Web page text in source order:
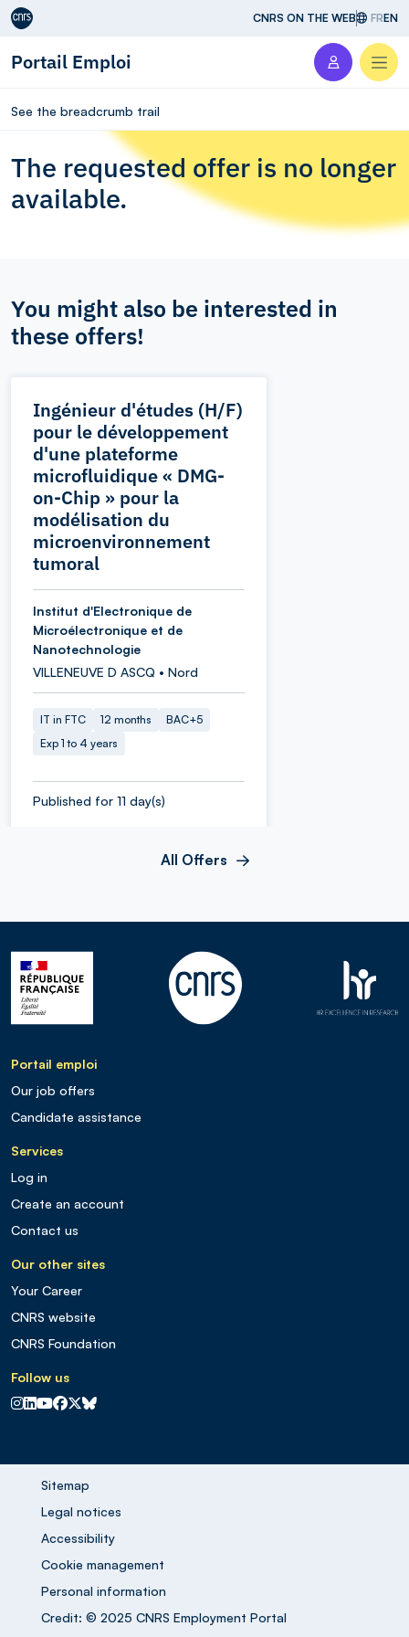
Aller au contenu CNRS ON THE WEB FREN
Portail Emploi
See the breadcrumb trail
The requested offer is no longer
available.
You might also be interested in
these offers!
Ingénieur d'études (H/F)
pour le développement
d'une plateforme
microfluidique « DMG-
on-Chip » pour la
modélisation du
microenvironnement
tumoral
Institut d'Electronique de
Microélectronique et de
Nanotechnologie
VILLENEUVE D ASCQ • Nord
IT in FTC 12 months
BAC+5
Exp 1 to 4 years
Published for 11 day(s)
All Offers
Portail emploi
Our job offers
Candidate assistance
Services
Log in
Create an account
Contact us
Our other sites
Your Career
CNRS website
CNRS Foundation
Follow us
CNRS sur Instagram
CNRS sur Linkedin
CNRS sur Youtube
CNRS sur Facebook
CNRS sur X
CNRS sur Blus sky
Sitemap
Legal notices
Accessibility
Cookie management
Personal information
Credit: © 2025 CNRS Employment Portal